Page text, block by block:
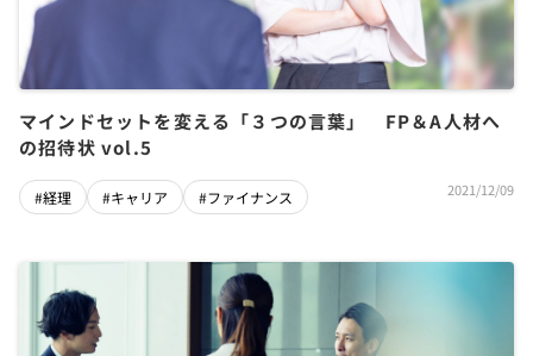
マインドセットを変える「３つの言葉」 FP＆A人材へ
の招待状 vol.5
#経理 #キャリア #ファイナンス 2021/12/09